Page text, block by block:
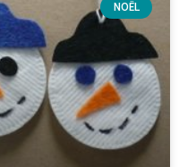
NOËL